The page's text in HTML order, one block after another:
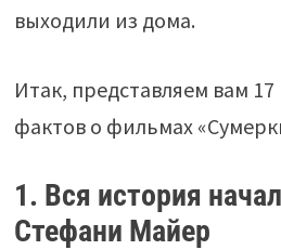
выходили из дома.
Итак, представляем вам
фактов о фильмах
1. Вся история
Стефани Майер